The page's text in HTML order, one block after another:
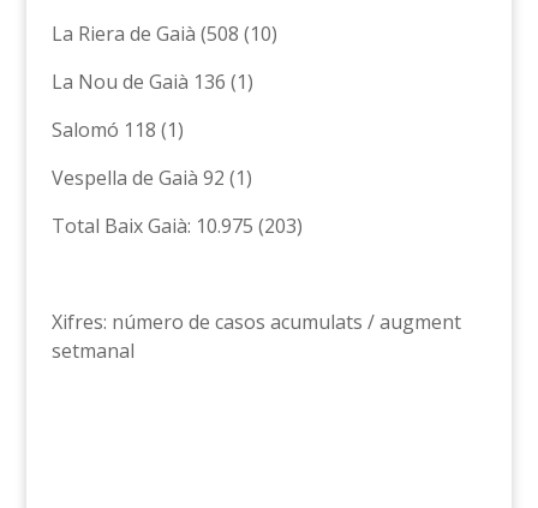
La Riera de Gaià (508 (10)
La Nou de Gaià 136 (1)
Salomó 118 (1)
Vespella de Gaià 92 (1)
Total Baix Gaià: 10.975 (203)
Xifres: número de casos acumulats / augment
setmanal